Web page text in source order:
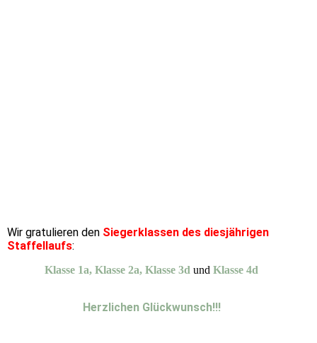
Wir gratulieren den Siegerklassen des diesjährigen
Staffellaufs:
Klasse 1a, Klasse 2a, Klasse 3d und Klasse 4d
Herzlichen Glückwunsch!!!